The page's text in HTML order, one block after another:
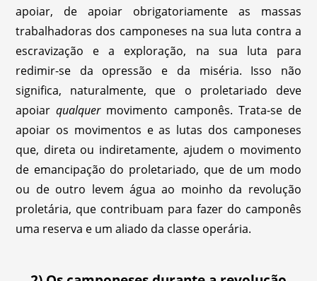
apoiar, de apoiar obrigatoriamente as massas
trabalhadoras dos camponeses na sua luta contra a
escravização e a exploração, na sua luta para
redimir-se da opressão e da miséria. Isso não
significa, naturalmente, que o proletariado deve
apoiarqualquer movimento camponês. Trata-se de
apoiar os movimentos e as lutas dos camponeses
que, direta ou indiretamente, ajudem o movimento
de emancipação do proletariado, que de um modo
ou de outro levem água ao moinho da revolução
proletária, que contribuam para fazer do camponês
uma reserva e um aliado da classe operária.